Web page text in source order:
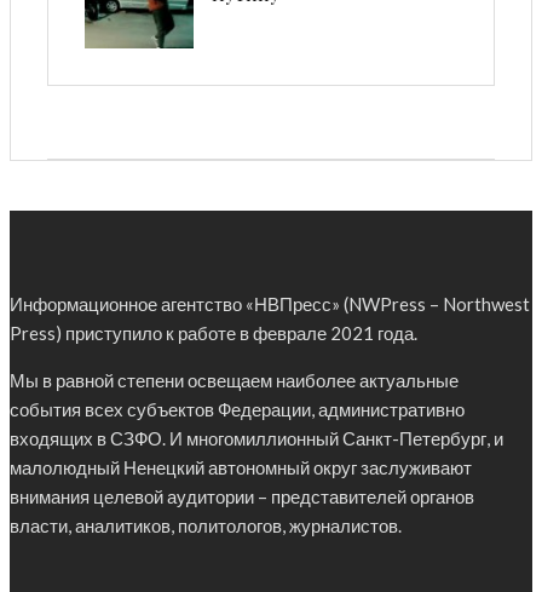
Информационное агентство «НВПресс» (NWPress – Northwest
Press) приступило к работе в феврале 2021 года.
Мы в равной степени освещаем наиболее актуальные
события всех субъектов Федерации, административно
входящих в СЗФО. И многомиллионный Санкт-Петербург, и
малолюдный Ненецкий автономный округ заслуживают
внимания целевой аудитории – представителей органов
власти, аналитиков, политологов, журналистов.